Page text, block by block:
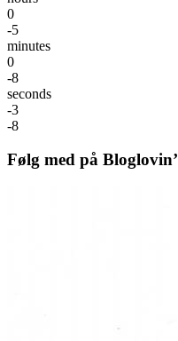
0
-5
minutes
0
-8
seconds
-3
-8
Følg med på Bloglovin’